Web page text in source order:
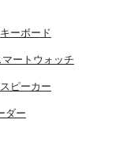
キーボード
マートウォッチ
ピーカー
ダー